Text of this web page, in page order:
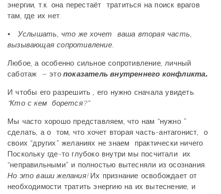
энергии, т.к. она перестаёт тратиться на поиск врагов
там, где их нет.
⦁ Услышать, что же хочет ваша вторая часть,
вызывающая сопротивление.
Любое, а особенно сильное сопротивление, личный
саботаж – этопоказатель внутреннего конфликта.
И чтобы его разрешить , его нужно сначала увидеть.
“Кто с кем борется?”
Мы часто хорошо представляем, что нам “нужно ”
сделать, а о том, что хочет вторая часть-антагонист, о
своих “других” желаниях не знаем практически ничего.
Поскольку где-то глубоко внутри мы посчитали их
“неправильными” и полностью вытесняли из осознания.
Но это ваши желания!Их признание освобождает от
необходимости тратить энергию на их вытеснение, и